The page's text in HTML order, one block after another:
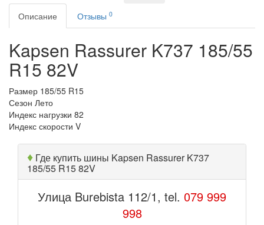
Описание
Отзывы 0
Kapsen Rassurer K737 185/55
R15 82V
Размер 185/55 R15
Сезон Лето
Индекс нагрузки 82
Индекс скорости V
♦ Где купить шины Kapsen Rassurer K737
185/55 R15 82V
Улица Burebista 112/1, tel. 079 999
998